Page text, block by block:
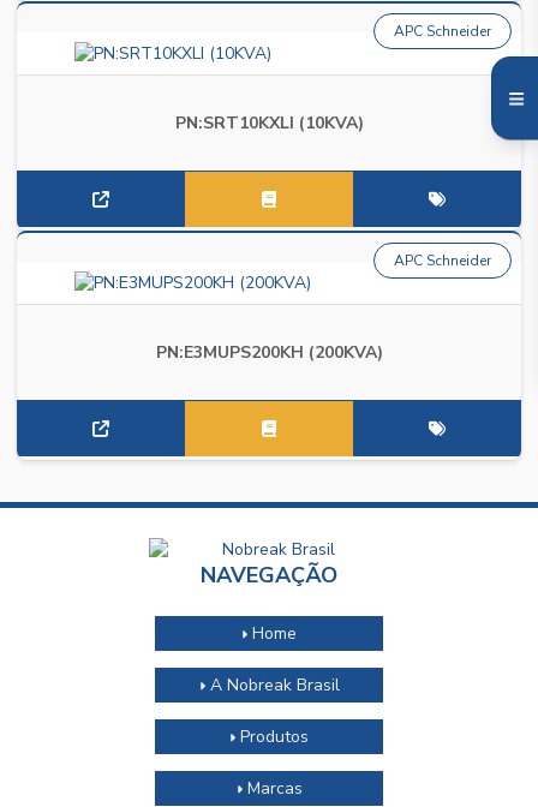
PN:SRT10KXLI (10KVA)
APC Schneider
PN:E3MUPS200KH (200KVA)
APC Schneider
NAVEGAÇÃO
Home
A Nobreak Brasil
Produtos
Marcas